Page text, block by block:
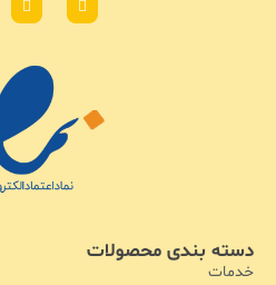
دسته بندی محصولات
خدمات